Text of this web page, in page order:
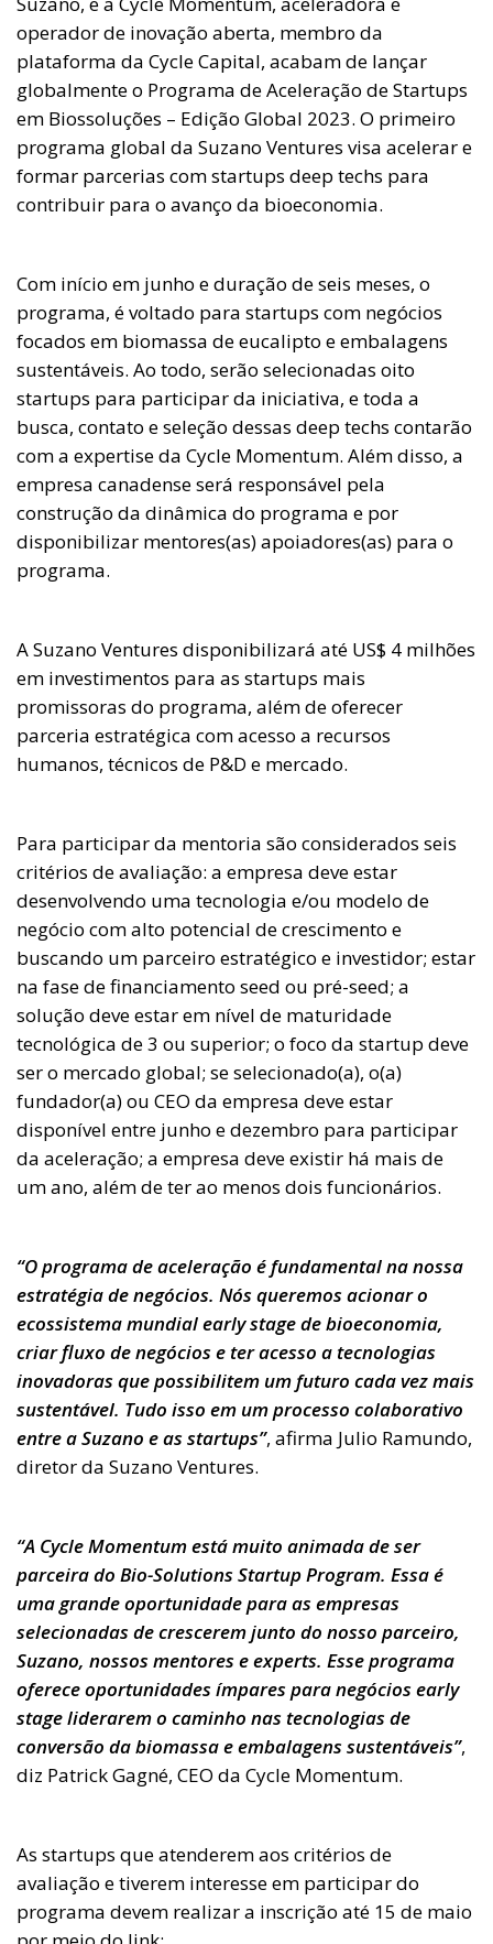
operador de inovação aberta, membro da
plataforma da Cycle Capital, acabam de lançar
globalmente o Programa de Aceleração de Startups
em Biossoluções – Edição Global 2023. O primeiro
programa global da Suzano Ventures visa acelerar e
formar parcerias com startups deep techs para
contribuir para o avanço da bioeconomia.
Com início em junho e duração de seis meses, o
programa, é voltado para startups com negócios
focados em biomassa de eucalipto e embalagens
sustentáveis. Ao todo, serão selecionadas oito
startups para participar da iniciativa, e toda a
busca, contato e seleção dessas deep techs contarão
com a expertise da Cycle Momentum. Além disso, a
empresa canadense será responsável pela
construção da dinâmica do programa e por
disponibilizar mentores(as) apoiadores(as) para o
programa.
A Suzano Ventures disponibilizará até US$ 4 milhões
em investimentos para as startups mais
promissoras do programa, além de oferecer
parceria estratégica com acesso a recursos
humanos, técnicos de P&D e mercado.
Para participar da mentoria são considerados seis
critérios de avaliação: a empresa deve estar
desenvolvendo uma tecnologia e/ou modelo de
negócio com alto potencial de crescimento e
buscando um parceiro estratégico e investidor; estar
na fase de financiamento seed ou pré-seed; a
solução deve estar em nível de maturidade
tecnológica de 3 ou superior; o foco da startup deve
ser o mercado global; se selecionado(a), o(a)
fundador(a) ou CEO da empresa deve estar
disponível entre junho e dezembro para participar
da aceleração; a empresa deve existir há mais de
um ano, além de ter ao menos dois funcionários.
“O programa de aceleração é fundamental na nossa
estratégia de negócios. Nós queremos acionar o
ecossistema mundial early stage de bioeconomia,
criar fluxo de negócios e ter acesso a tecnologias
inovadoras que possibilitem um futuro cada vez mais
sustentável. Tudo isso em um processo colaborativo
entre a Suzano e as startups”, afirma Julio Ramundo,
diretor da Suzano Ventures.
“A Cycle Momentum está muito animada de ser
parceira do Bio-Solutions Startup Program. Essa é
uma grande oportunidade para as empresas
selecionadas de crescerem junto do nosso parceiro,
Suzano, nossos mentores e experts. Esse programa
oferece oportunidades ímpares para negócios early
stage liderarem o caminho nas tecnologias de
conversão da biomassa e embalagens sustentáveis”,
diz Patrick Gagné, CEO da Cycle Momentum.
As startups que atenderem aos critérios de
avaliação e tiverem interesse em participar do
programa devem realizar a inscrição até 15 de maio